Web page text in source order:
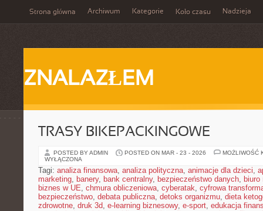
Strona główna Archiwum Kategorie Koło czasu Nadzieja
ZNALAZŁEM
TRASY BIKEPACKINGOWE
POSTED BY ADMIN POSTED ON MAR - 23 - 2026
MOŻLIWOŚĆ
WYŁĄCZONA
Tagi: analiza finansowa, analiza polityczna, animacje dla dzieci,
marketing, banery, bank centralny, bezpieczeństwo danych, biuro
biznes w UE, chmura obliczeniowa, cyberatak, cyfrowa
bezpieczeństwo, debata publiczna, detoks organizmu, dieta
zdrowotne, druk 3d, e-learning biznesowy, e-sport, edukacja